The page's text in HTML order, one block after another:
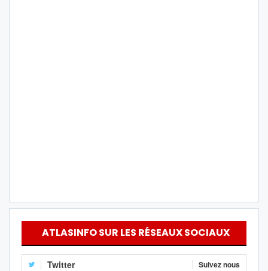
ATLASINFO SUR LES RÉSEAUX SOCIAUX
Twitter Suivez nous